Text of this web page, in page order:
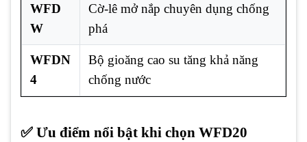
WFD
W
Cờ-lê mở nắp chuyên dụng chống
phá
WFDN
4
Bộ gioăng cao su tăng khả năng
chống nước
✅ Ưu điểm nổi bật khi chọn WFD20